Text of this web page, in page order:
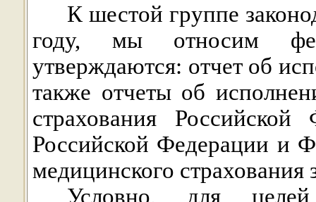
К шестой группе
году, мы относим
утверждаются: отчет об
также отчеты об
страхования
Российской Федерации и
медицинского страхования
Условно, для